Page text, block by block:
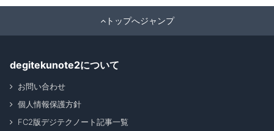
トップへジャンプ
degitekunote2について
お問い合わせ
個人情報保護方針
FC2版デジテクノート記事一覧